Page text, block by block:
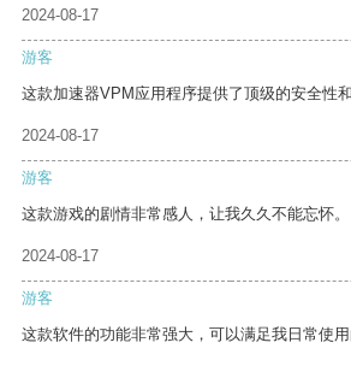
2024-08-17
游客
这款加速器VPM应用程序提供了顶级的安全性和
2024-08-17
游客
这款游戏的剧情非常感人，让我久久不能忘怀。
2024-08-17
游客
这款软件的功能非常强大，可以满足我日常使用